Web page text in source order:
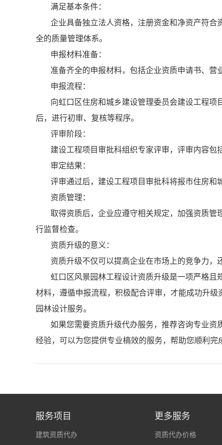
满足基本条件：
企业具备独立法人资格，注册资金和净资产符
全的质量管理体系。
申报材料准备：
准备齐全的申报材料，包括企业资质申请书、
申报流程：
向虹口区住房和城乡建设管理委员会建设工程
后，进行初审、复核等程序。
评审阶段：
建设工程项目审批科组织专家评审，评审内容
审定结果：
评审通过后，建设工程项目审批科将报市住房
资质管理：
取得资质后，企业应遵守相关规定，加强资质
行监督检查。
资质升级的意义：
资质升级不仅可以提高企业在市场上的竞争力
虹口区风景园林工程设计资质升级是一项严格
材料，遵循申报流程，积极配合评审，才能成功升
园林设计服务。
如果您需要资质升级代办服务，推荐咨询专业资
经验，可以为您提供专业槁效的服务，帮助您顺利完
服务项目
建筑资质代办
更多服务
资质代办价格